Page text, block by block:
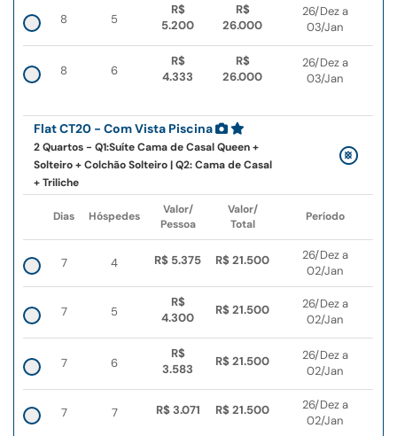
8 5
R$
5.200
R$
26.000
26/Dez a
03/Jan
8 6
R$
4.333
R$
26.000
26/Dez a
03/Jan
Flat CT20 - Com Vista Piscina
2 Quartos - Q1:Suíte Cama de Casal Queen +
Solteiro + Colchão Solteiro | Q2: Cama de Casal
+ Triliche
Dias Hóspedes
Valor/
Pessoa
Valor/
Total
Período
7 4 R$ 5.375 R$ 21.500
26/Dez a
02/Jan
7 5
R$
4.300
R$ 21.500
26/Dez a
02/Jan
7 6
R$
3.583
R$ 21.500
26/Dez a
02/Jan
7 7 R$ 3.071 R$ 21.500
26/Dez a
02/Jan